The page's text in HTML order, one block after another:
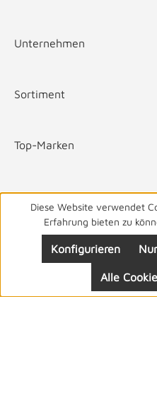
Unternehmen
Sortiment
Top-Marken
Haben Sie Fragen? Wir helfen
von 8-19 Uhr
Diese Website verwendet
Erfahrung bieten zu
Konfigurieren
Alle